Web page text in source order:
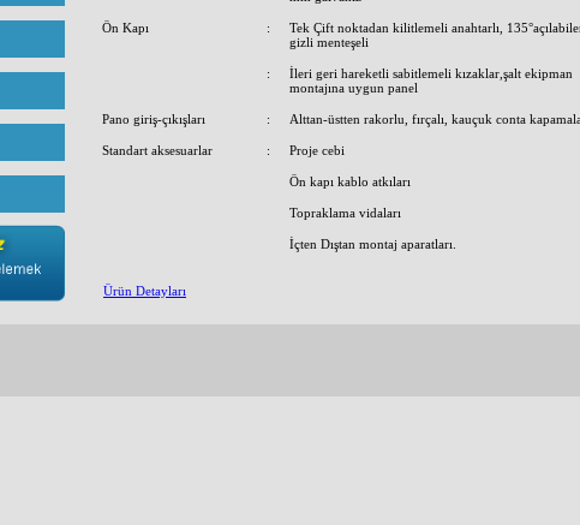
Ön Kapı :
Tek Çift noktadan kilitlemeli anahtarlı,
gizli menteşeli
:
İleri geri hareketli sabitlemeli kızaklar,şalt ekipman
montajına uygun panel
Pano giriş-çıkışları : Alttan-üstten rakorlu, fırçalı, kauçuk conta
Standart aksesuarlar : Proje cebi
Ön kapı kablo atkıları
Topraklama vidaları
İçten Dıştan montaj aparatları.
Ürün Detayları